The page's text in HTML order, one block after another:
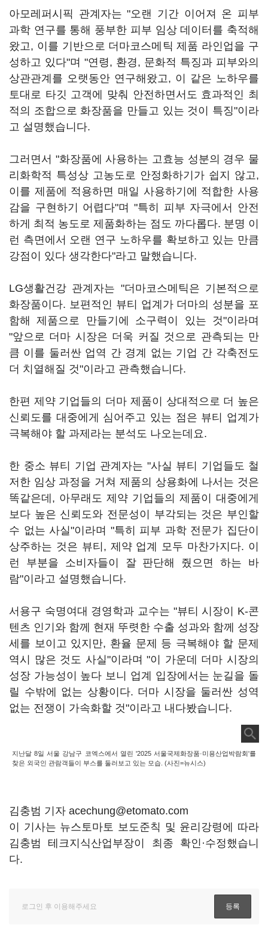
아모레퍼시픽 관계자는 "오랜 기간 이어져 온 피부
과학 연구를 통해 풍부한 피부 임상 데이터를 축적해
왔고, 이를 기반으로 더마코스메틱 제품 라인업을 구
성하고 있다"며 "연령, 환경, 문화적 특징과 피부와의
상관관계를 오랫동안 연구해왔고, 이 같은 노하우를
토대로 타깃 고객에 맞춰 안전하면서도 효과적인 최
적의 조합으로 화장품을 만들고 있는 것이 특징"이라
고 설명했습니다.
그러면서 "화장품에 사용하는 고효능 성분의 경우 물
리화학적 특성상 고농도로 안정화하기가 쉽지 않고,
이를 제품에 적용하면 매일 사용하기에 적합한 사용
감을 구현하기 어렵다"며 "특히 피부 자극에서 안전
하게 최적 농도로 제품화하는 점도 까다롭다. 분명 이
런 측면에서 오랜 연구 노하우를 확보하고 있는 만큼
강점이 있다 생각한다"라고 말했습니다.
LG생활건강 관계자는 "더마코스메틱은 기본적으로
화장품이다. 보편적인 뷰티 업계가 더마의 성분을 포
함해 제품으로 만들기에 소구력이 있는 것"이라며
"앞으로 더마 시장은 더욱 커질 것으로 관측되는 만
큼 이를 둘러싼 업역 간 경계 없는 기업 간 각축전도
더 치열해질 것"이라고 관측했습니다.
한편 제약 기업들의 더마 제품이 상대적으로 더 높은
신뢰도를 대중에게 심어주고 있는 점은 뷰티 업계가
극복해야 할 과제라는 분석도 나오는데요.
한 중소 뷰티 기업 관계자는 "사실 뷰티 기업들도 철
저한 임상 과정을 거쳐 제품의 상용화에 나서는 것은
똑같은데, 아무래도 제약 기업들의 제품이 대중에게
보다 높은 신뢰도와 전문성이 부각되는 것은 부인할
수 없는 사실"이라며 "특히 피부 과학 전문가 집단이
상주하는 것은 뷰티, 제약 업계 모두 마찬가지다. 이
런 부분을 소비자들이 잘 판단해 줬으면 하는 바
람"이라고 설명했습니다.
서용구 숙명여대 경영학과 교수는 "뷰티 시장이 K-콘
텐츠 인기와 함께 현재 뚜렷한 수출 성과와 함께 성장
세를 보이고 있지만, 환율 문제 등 극복해야 할 문제
역시 많은 것도 사실"이라며 "이 가운데 더마 시장의
성장 가능성이 높다 보니 업계 입장에서는 눈길을 돌
릴 수밖에 없는 상황이다. 더마 시장을 둘러싼 성역
없는 전쟁이 가속화할 것"이라고 내다봤습니다.
지난달 8일 서울 강남구 코엑스에서 열린 '2025 서울국제화장품·미용산업박람회'를
찾은 외국인 관람객들이 부스를 둘러보고 있는 모습. (사진=뉴시스)
김충범 기자 acechung@etomato.com
이 기사는 뉴스토마토 보도준칙 및 윤리강령에 따라
김충범 테크지식산업부장이 최종 확인·수정했습니
다.